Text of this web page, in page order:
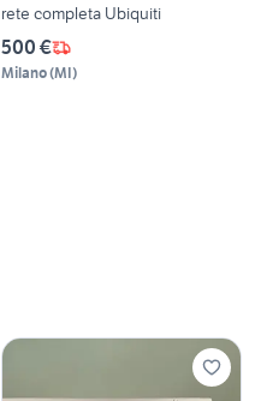
rete completa Ubiquiti
500 €
Milano(MI)